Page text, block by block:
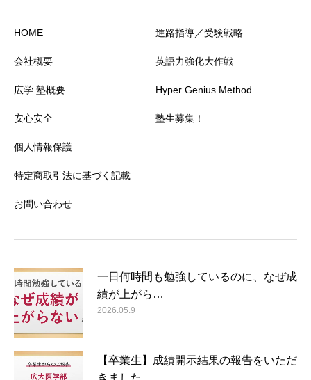
HOME
会社概要
広学 塾概要
安心安全
個人情報保護
特定商取引法に基づく記載
お問い合わせ
進路指導／受験戦略
英語力強化大作戦
Hyper Genius Method
塾生募集！
一日何時間も勉強しているのに、なぜ成
績が上がら…
2026.05.9
【卒業生】成績開示結果の報告をいただ